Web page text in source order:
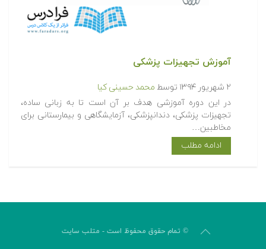
آموزش تجهیزات پزشکی
۲ شهریور ۱۳۹۴ توسط محمد حسینی کیا
در این دوره آموزشی هدف بر آن است تا به زبانی ساده،
تجهیزات پزشکی، دندانپزشکی، آزمایشگاهی و بیمارستانی برای
مخاطبین…
ادامه مطلب
© تمام حقوق محفوظ است - متلب سایت